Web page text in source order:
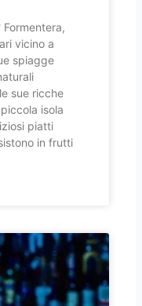
Formentera,
vicino a
spiagge
sue ricche
isola
piatti
in frutti